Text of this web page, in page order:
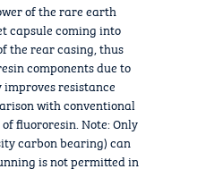
of the rare earth
capsule coming into
the rear casing, thus
components due to
resistance
with conventional
fluororesin. Note: Only
carbon bearing) can
is not permitted in